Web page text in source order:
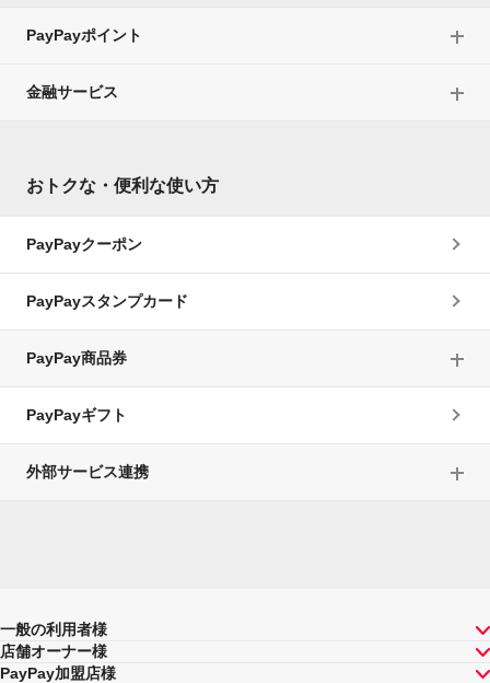
PayPayポイント
金融サービス
おトクな・便利な使い方
PayPayクーポン
PayPayスタンプカード
PayPay商品券
PayPayギフト
外部サービス連携
一般の利用者様
店舗オーナー様
PayPay加盟店様